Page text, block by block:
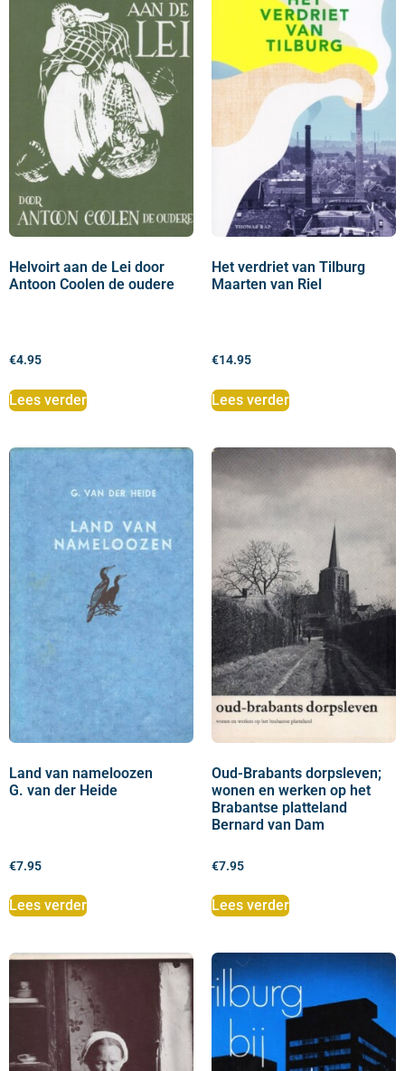
Helvoirt aan de Lei door
Antoon Coolen de oudere
€4.95
Lees verder
Het verdriet van Tilburg
Maarten van Riel
€14.95
Lees verder
Land van nameloozen
G. van der Heide
€7.95
Lees verder
Oud-Brabants dorpsleven;
wonen en werken op het
Brabantse platteland
Bernard van Dam
€7.95
Lees verder